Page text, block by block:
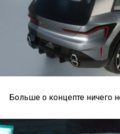
Больше о концепте ничего